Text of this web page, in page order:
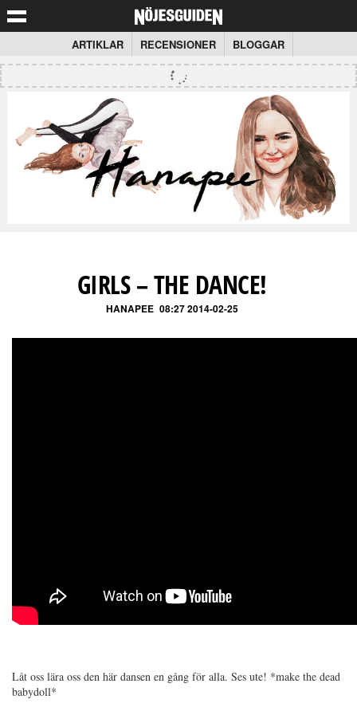
ARTIKLAR RECENSIONER BLOGGAR
GIRLS – THE DANCE!
HANAPEE 08:27 2014-02-25
Låt oss lära oss den här dansen en gång för alla. Ses ute! *make the dead
babydoll*